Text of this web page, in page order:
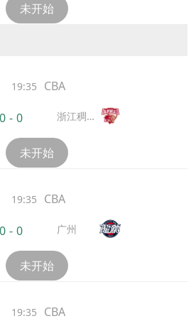
未开始
19:35 CBA
0 - 0
浙江稠州
未开始
19:35 CBA
0 - 0 广州
未开始
19:35 CBA